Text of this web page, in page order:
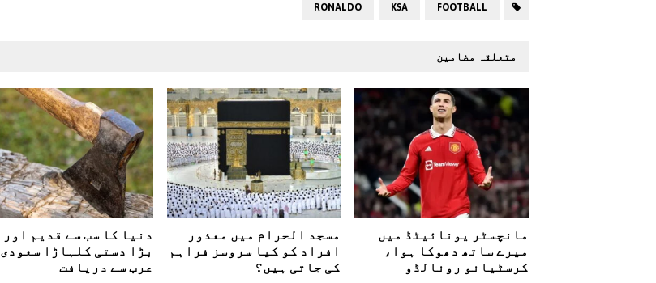
FOOTBALL
KSA
RONALDO
متعلقہ مضامین
مانچسٹر یونائیٹڈ میں
میرے ساتھ دھوکا ہوا،
کرسٹیانو رونالڈو
مسجد الحرام میں معذور
افراد کو کیا سروسز فراہم
کی جاتی ہیں؟
دنیا کا سب سے قدیم اور
بڑا دستی کلہاڑا سعودی
عرب سے دریافت